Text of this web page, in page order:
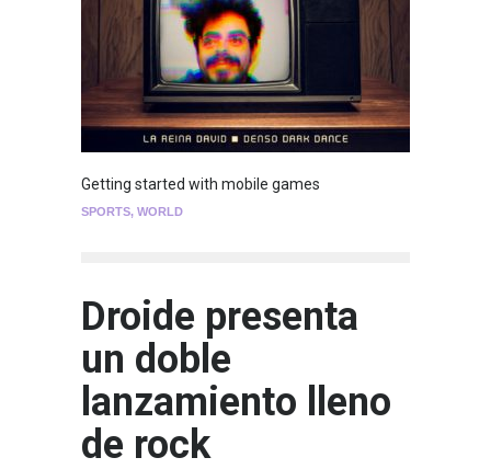
Getting started with mobile games
SPORTS, WORLD
Droide presenta
un doble
lanzamiento lleno
de rock